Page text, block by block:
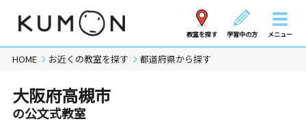
教室を探す 学習中の方 メニュー
HOME お近くの教室を探す 都道府県から探す
大阪府高槻市
の公文式教室